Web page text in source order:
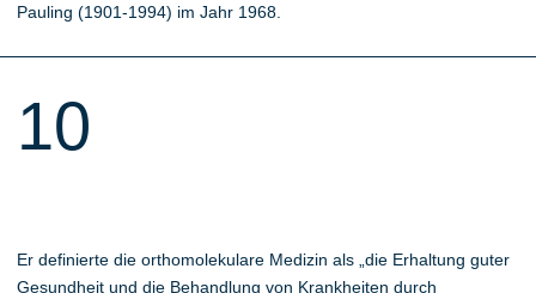
Pauling (1901-1994) im Jahr 1968.
10
Er definierte die orthomolekulare Medizin als „die Erhaltung guter
Gesundheit und die Behandlung von Krankheiten durch